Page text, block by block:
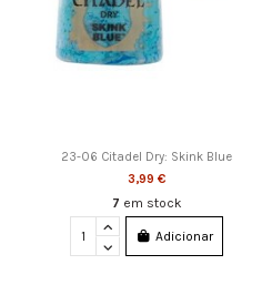
23-06 Citadel Dry: Skink Blue
3,99 €
7 em stock
Adicionar